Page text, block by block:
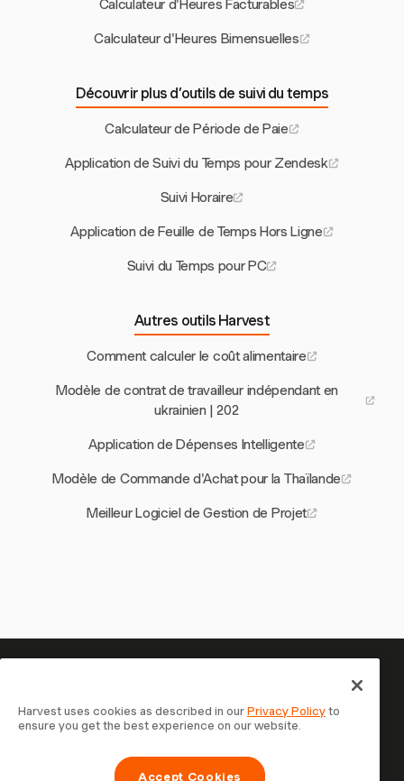
Calculateur d'Heures Facturables
Calculateur d'Heures Bimensuelles
Découvrir plus d’outils de suivi du temps
Calculateur de Période de Paie
Application de Suivi du Temps pour Zendesk
Suivi Horaire
Application de Feuille de Temps Hors Ligne
Suivi du Temps pour PC
Autres outils Harvest
Comment calculer le coût alimentaire
Modèle de contrat de travailleur indépendant en
ukrainien | 202
Application de Dépenses Intelligente
Modèle de Commande d'Achat pour la Thaïlande
Meilleur Logiciel de Gestion de Projet
Votre temps mérite d'être suivi
— commencez maintenant
Rejoignez plus de 70 000 entreprises qui suivent leur
temps, facturent leurs clients et sont payées plus
Harvest uses cookies as described in ourPrivacy Policyto
ensure you get the best experience on our website.
Accept Cookies